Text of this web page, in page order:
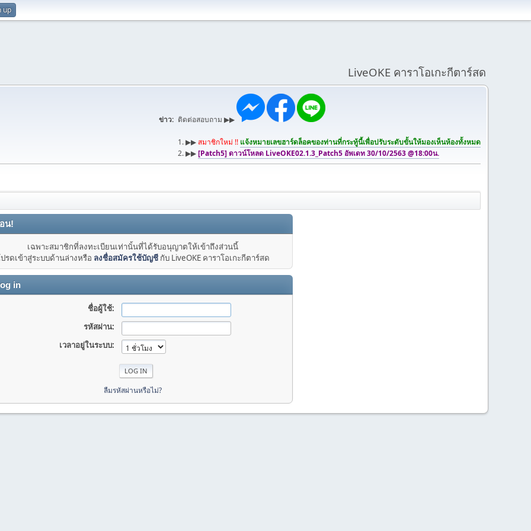
up
LiveOKE คาราโอเกะกีตาร์สด
ข่าว: ติดต่อสอบถาม ▶▶
1. ▶▶สมาชิกใหม่ !! แจ้งหมายเลขฮาร์ดล็อคของท่านที่กระทู้นี้เพื่อปรับระดับขั้นให้มองเห็นห้องทั้งหมด
2. ▶▶[Patch5] ดาวน์โหลด LiveOKE02.1.3_Patch5 อัพเดท 30/10/2563 @18:00น.
น!
เฉพาะสมาชิกที่ลงทะเบียนเท่านั้นที่ได้รับอนุญาตให้เข้าถึงส่วนนี้
รดเข้าสู่ระบบด้านล่างหรือ ลงชื่อสมัครใช้บัญชีกับ LiveOKE คาราโอเกะกีตาร์สด
in
ชื่อผู้ใช้:
รหัสผ่าน:
เวลาอยู่ในระบบ:
ลืมรหัสผ่านหรือไม่?